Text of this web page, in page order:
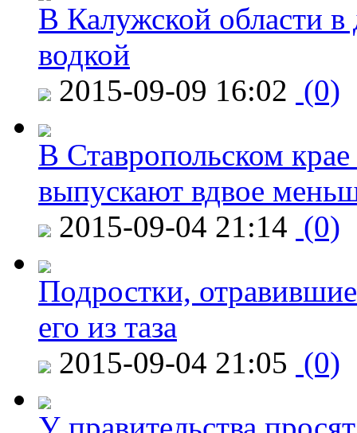
В Калужской области в
водкой
2015-09-09 16:02 (0)
В Ставропольском
выпускают вдвое
2015-09-04 21:14 (0)
Подростки,
его из таза
2015-09-04 21:05 (0)